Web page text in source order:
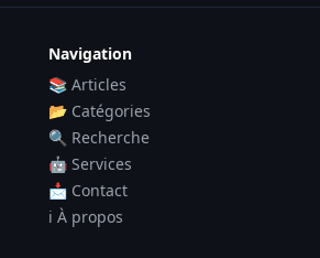
Navigation
📚 Articles
📂 Catégories
🔍 Recherche
🤖 Services
📩 Contact
ℹ️ À propos